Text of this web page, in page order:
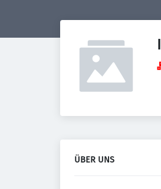
ÜBER UNS